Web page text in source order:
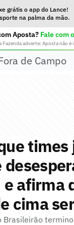
grátis o app do Lance!
na palma da mão.
Aposta? Fale com
Fazenda adverte: Aposta não
de Campo
times
afirma
cima
Brasileirão